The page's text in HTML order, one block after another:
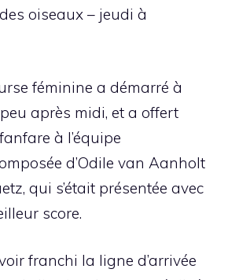
oiseaux – jeudi à
féminine a démarré à
peu après midi, et a offert
à l’équipe
d’Odile van Aanholt
qui s’était présentée avec
score.
franchi la ligne d’arrivée